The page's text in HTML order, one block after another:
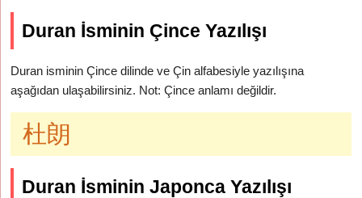
Duran İsminin Çince Yazılışı
Duran isminin Çince dilinde ve Çin alfabesiyle yazılışına
aşağıdan ulaşabilirsiniz. Not: Çince anlamı değildir.
杜朗
Duran İsminin Japonca Yazılışı